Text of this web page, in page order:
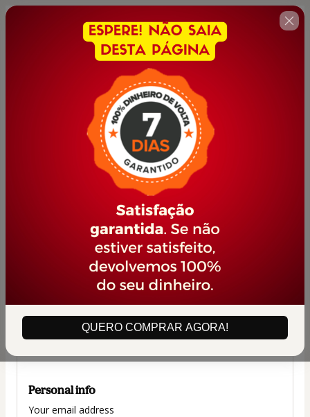
QUERO COMPRAR AGORA!
🇺🇸 Change country
YOUTUBER DE SUCESSO
Author: PORTAL JOVEM EMPREENDEDOR
$42.00
(+ applicable taxes. Click herefor more
information)
Personal info
Your email address